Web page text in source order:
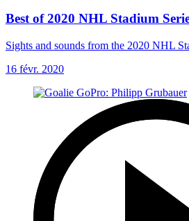
Best of 2020 NHL Stadium
Sights and sounds from the 2020 NHL
16 févr. 2020